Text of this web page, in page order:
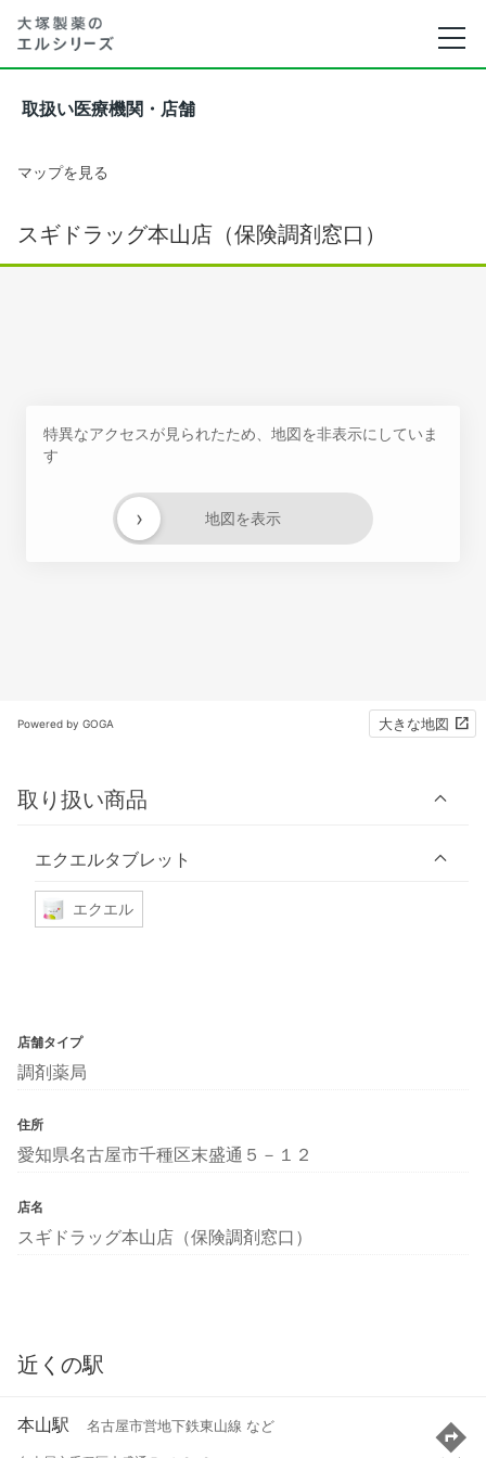
取扱い医療機関・店舗
マップを見る
スギドラッグ本山店（保険調剤窓口）
特異なアクセスが見られたため、地図を非表示にしていま
す
地図を表示
›
Powered by GOGA 大きな地図
取り扱い商品
エクエルタブレット
エクエル
店舗タイプ
調剤薬局
住所
愛知県名古屋市千種区末盛通５－１２
店名
スギドラッグ本山店（保険調剤窓口）
近くの駅
本山駅 名古屋市営地下鉄東山線 など